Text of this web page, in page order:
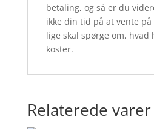
betaling, og så er du
ikke din tid på at vente
lige skal spørge om, hvad
koster.
Relaterede varer